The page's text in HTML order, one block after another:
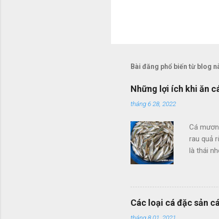
Bài đăng phổ biến từ blog
Những lợi ích khi ăn
tháng 6 28, 2022
Cá
rau quả
là thái
món
Ngân
thành
miệng
Các loại cá đặc sản